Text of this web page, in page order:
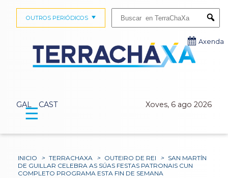
GAL CAST Xoves, 6 ago 2026
OUTROS PERIÓDICOS
Axenda
☰
INICIO > TERRACHAXA > OUTEIRO DE REI > SAN MARTÍN
DE GUILLAR CELEBRA AS SÚAS FESTAS PATRONAIS CUN
COMPLETO PROGRAMA ESTA FIN DE SEMANA